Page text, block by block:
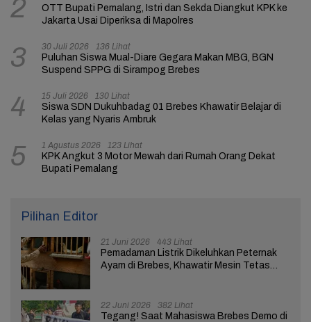
2
OTT Bupati Pemalang, Istri dan Sekda Diangkut KPK ke
Jakarta Usai Diperiksa di Mapolres
3 30 Juli 2026 136 Lihat
Puluhan Siswa Mual-Diare Gegara Makan MBG, BGN
Suspend SPPG di Sirampog Brebes
4 15 Juli 2026 130 Lihat
Siswa SDN Dukuhbadag 01 Brebes Khawatir Belajar di
Kelas yang Nyaris Ambruk
5 1 Agustus 2026 123 Lihat
KPK Angkut 3 Motor Mewah dari Rumah Orang Dekat
Bupati Pemalang
Pilihan Editor
21 Juni 2026 443 Lihat
Pemadaman Listrik Dikeluhkan Peternak
Ayam di Brebes, Khawatir Mesin Tetas
22 Juni 2026 382 Lihat
Tegang! Saat Mahasiswa Brebes Demo di